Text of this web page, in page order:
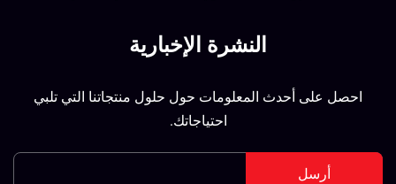
النشرة الإخبارية
احصل على أحدث المعلومات حول حلول منتجاتنا التي تلبي
احتياجاتك.
أرسل